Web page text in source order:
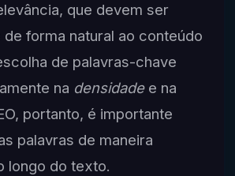
que devem ser
forma natural ao conteúdo
de palavras-chave
na densidadee na
portanto, é importante
palavras de maneira
longo do texto.